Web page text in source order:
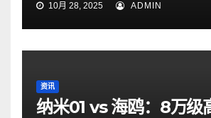
10月 28, 2025 ADMIN
资讯
纳米01 vs 海鸥：8万级